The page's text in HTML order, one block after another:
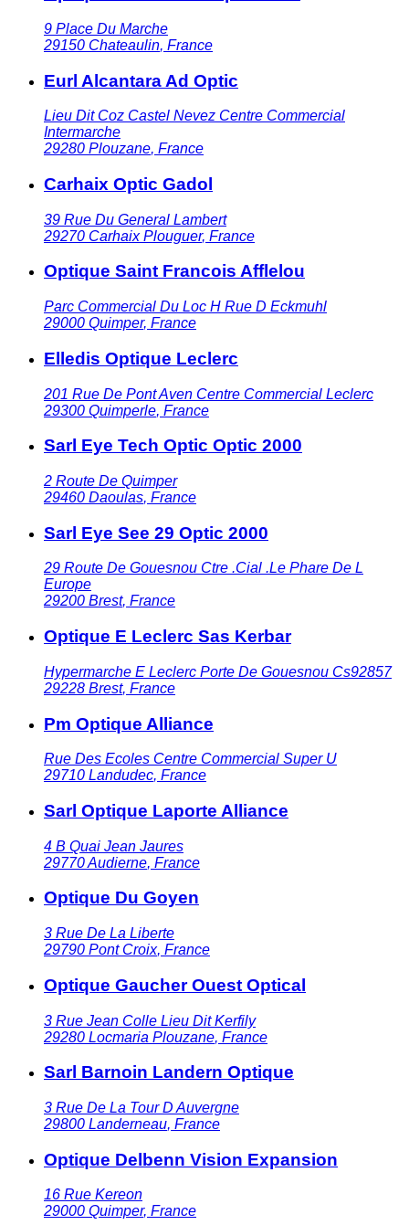
9 Place Du Marche
29150 Chateaulin, France
Eurl Alcantara Ad Optic
Lieu Dit Coz Castel Nevez Centre Commercial
Intermarche
29280 Plouzane, France
Carhaix Optic Gadol
39 Rue Du General Lambert
29270 Carhaix Plouguer, France
Optique Saint Francois Afflelou
Parc Commercial Du Loc H Rue D Eckmuhl
29000 Quimper, France
Elledis Optique Leclerc
201 Rue De Pont Aven Centre Commercial Leclerc
29300 Quimperle, France
Sarl Eye Tech Optic Optic 2000
2 Route De Quimper
29460 Daoulas, France
Sarl Eye See 29 Optic 2000
29 Route De Gouesnou Ctre .Cial .Le Phare De L
Europe
29200 Brest, France
Optique E Leclerc Sas Kerbar
Hypermarche E Leclerc Porte De Gouesnou Cs92857
29228 Brest, France
Pm Optique Alliance
Rue Des Ecoles Centre Commercial Super U
29710 Landudec, France
Sarl Optique Laporte Alliance
4 B Quai Jean Jaures
29770Audierne, France
Optique Du Goyen
3 Rue De La Liberte
29790 Pont Croix, France
Optique Gaucher Ouest Optical
3 Rue Jean Colle Lieu Dit Kerfily
29280 Locmaria Plouzane, France
Sarl Barnoin Landern Optique
3 Rue De La Tour D Auvergne
29800 Landerneau, France
Optique Delbenn Vision Expansion
16 Rue Kereon
29000 Quimper, France